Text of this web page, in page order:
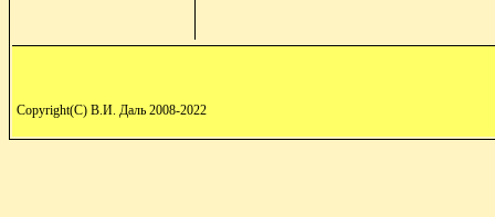
Copyright(C) В.И. Даль 2008-2022